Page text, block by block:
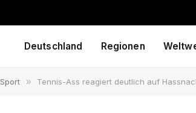
Deutschland Regionen
Sport » Tennis-Ass reagiert deutlich auf